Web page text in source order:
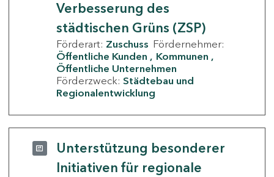
Verbesserung des
städtischen Grüns (ZSP)
Förderart: Zuschuss Fördernehmer:
Öffentliche Kunden
Kommunen
Öffentliche Unternehmen
Förderzweck: Städtebau und
Regionalentwicklung
Unterstützung besonderer
Initiativen für regionale